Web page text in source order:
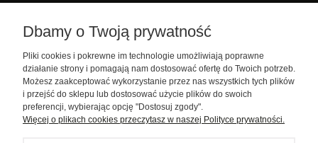
Pomoc
Moje konto
Informacje
Dbamy o Twoją prywatność
Pliki cookies i pokrewne im technologie umożliwiają poprawne
działanie strony i pomagają nam dostosować ofertę do Twoich potrzeb.
Możesz zaakceptować wykorzystanie przez nas wszystkich tych plików
i przejść do sklepu lub dostosować użycie plików do swoich
preferencji, wybierając opcję "Dostosuj zgody".
Więcej o plikach cookies przeczytasz w naszej Polityce prywatności.